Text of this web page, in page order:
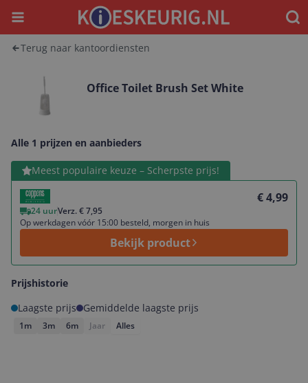
Menu
Terug naar kantoordiensten
Office Toilet Brush Set White
Alle 1 prijzen en aanbieders
Meest populaire keuze – Scherpste prijs!
€ 4,99
24 uurVerz. € 7,95
Op werkdagen vóór 15:00 besteld, morgen in huis
Bekijk product
Bekijk product
Prijshistorie
Laagste prijs
Gemiddelde laagste prijs
1m 3m 6m Jaar Alles